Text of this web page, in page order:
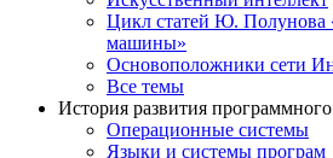
Цикл статей Ю. Полунова
машины»
Основоположники сети
Все темы
История развития
Операционные системы
Языки и системы програм